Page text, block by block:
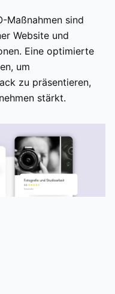
Maßnahmen sind
Website und
Eine optimierte
um
zu präsentieren,
stärkt.